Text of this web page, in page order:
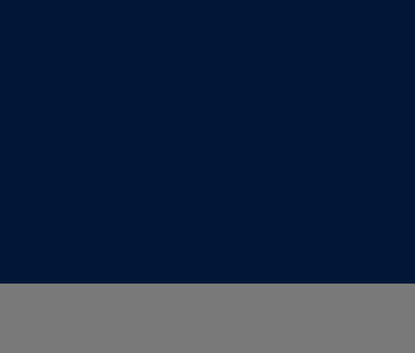
Secondary